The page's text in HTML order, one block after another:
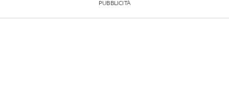
PUBBLICITÀ